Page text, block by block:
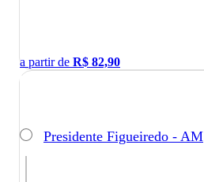
a partir de R$ 82,90
Presidente Figueiredo - AM